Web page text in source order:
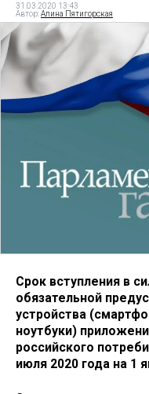
31.03.2020 13:43
Автор:Алина Пятигорская
Срок вступления в
обязательной
устройства
ноутбуки)
российского
июля 2020 года на 1